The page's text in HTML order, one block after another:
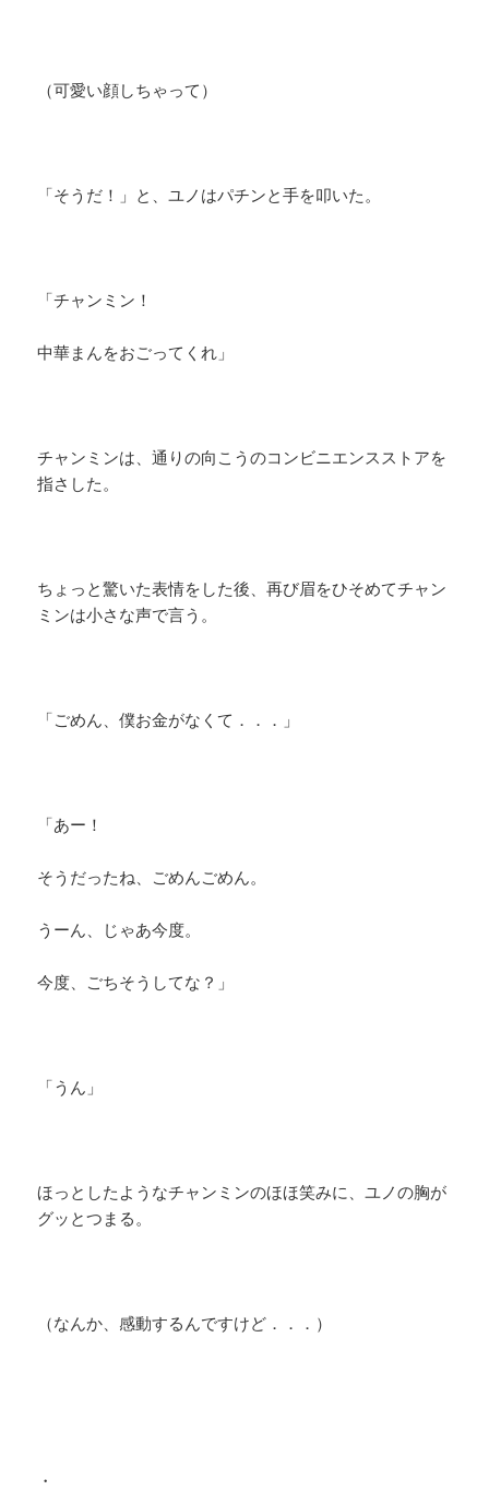
（可愛い顔しちゃって）
「そうだ！」と、ユノはパチンと手を叩いた。
「チャンミン！
中華まんをおごってくれ」
チャンミンは、通りの向こうのコンビニエンスストアを
指さした。
ちょっと驚いた表情をした後、再び眉をひそめてチャン
ミンは小さな声で言う。
「ごめん、僕お金がなくて．．．」
「あー！
そうだったね、ごめんごめん。
うーん、じゃあ今度。
今度、ごちそうしてな？」
「うん」
ほっとしたようなチャンミンのほほ笑みに、ユノの胸が
グッとつまる。
（なんか、感動するんですけど．．．）
・